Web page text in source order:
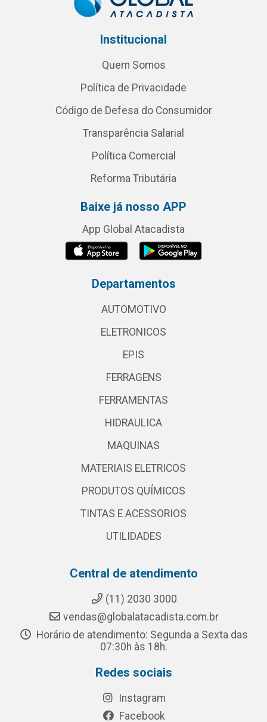
Institucional
Quem Somos
Política de Privacidade
Código de Defesa do Consumidor
Transparência Salarial
Política Comercial
Reforma Tributária
Baixe já nosso APP
App Global Atacadista
Departamentos
AUTOMOTIVO
ELETRONICOS
EPIS
FERRAGENS
FERRAMENTAS
HIDRAULICA
MAQUINAS
MATERIAIS ELETRICOS
PRODUTOS QUÍMICOS
TINTAS E ACESSORIOS
UTILIDADES
Central de atendimento
(11) 2030 3000
vendas@globalatacadista.com.br
Horário de atendimento: Segunda a Sexta das
07:30h às 18h.
Redes sociais
Instagram
Facebook